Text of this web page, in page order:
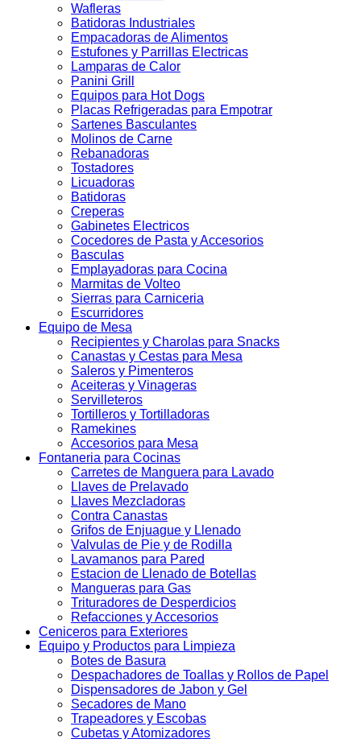
Wafleras
Batidoras Industriales
Empacadoras de Alimentos
Estufones y Parrillas Electricas
Lamparas de Calor
Panini Grill
Equipos para Hot Dogs
Placas Refrigeradas para Empotrar
Sartenes Basculantes
Molinos de Carne
Rebanadoras
Tostadores
Licuadoras
Batidoras
Creperas
Gabinetes Electricos
Cocedores de Pasta y Accesorios
Basculas
Emplayadoras para Cocina
Marmitas de Volteo
Sierras para Carniceria
Escurridores
Equipo de Mesa
Recipientes y Charolas para Snacks
Canastas y Cestas para Mesa
Saleros y Pimenteros
Aceiteras y Vinageras
Servilleteros
Tortilleros y Tortilladoras
Ramekines
Accesorios para Mesa
Fontaneria para Cocinas
Carretes de Manguera para Lavado
Llaves de Prelavado
Llaves Mezcladoras
Contra Canastas
Grifos de Enjuague y Llenado
Valvulas de Pie y de Rodilla
Lavamanos para Pared
Estacion de Llenado de Botellas
Mangueras para Gas
Trituradores de Desperdicios
Refacciones y Accesorios
Ceniceros para Exteriores
Equipo y Productos para Limpieza
Botes de Basura
Despachadores de Toallas y Rollos de Papel
Dispensadores de Jabon y Gel
Secadores de Mano
Trapeadores y Escobas
Cubetas y Atomizadores